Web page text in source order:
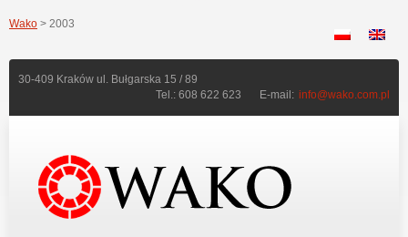
Wako > 2003
30-409 Kraków ul. Bułgarska 15 / 89
Tel.: 608 622 623
E-mail: info@wako.com.pl